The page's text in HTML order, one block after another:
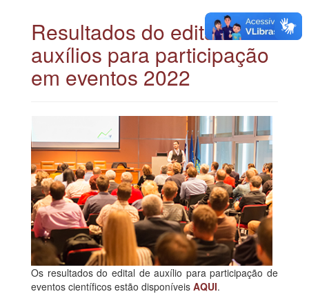
Resultados do edital de
auxílios para participação
em eventos 2022
Os resultados do edital de auxílio para participação de
eventos científicos estão disponíveis AQUI.